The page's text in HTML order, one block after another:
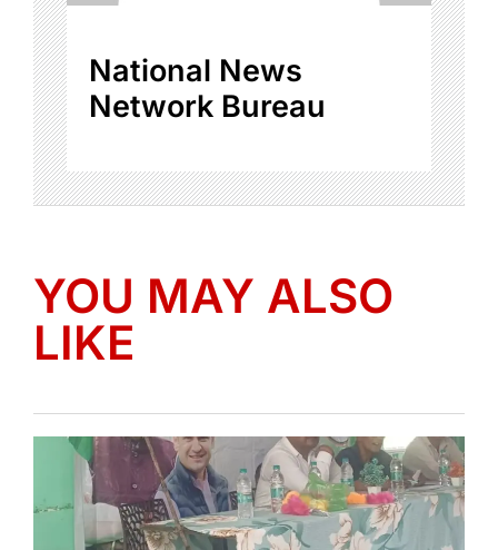
National News
Network Bureau
YOU MAY ALSO
LIKE